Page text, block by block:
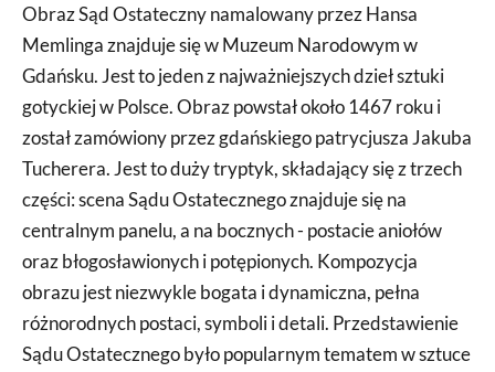
Obraz Sąd Ostateczny namalowany przez Hansa
Memlinga znajduje się w Muzeum Narodowym w
Gdańsku. Jest to jeden z najważniejszych dzieł sztuki
gotyckiej w Polsce. Obraz powstał około 1467 roku i
został zamówiony przez gdańskiego patrycjusza Jakuba
Tucherera. Jest to duży tryptyk, składający się z trzech
części: scena Sądu Ostatecznego znajduje się na
centralnym panelu, a na bocznych - postacie aniołów
oraz błogosławionych i potępionych. Kompozycja
obrazu jest niezwykle bogata i dynamiczna, pełna
różnorodnych postaci, symboli i detali. Przedstawienie
Sądu Ostatecznego było popularnym tematem w sztuce